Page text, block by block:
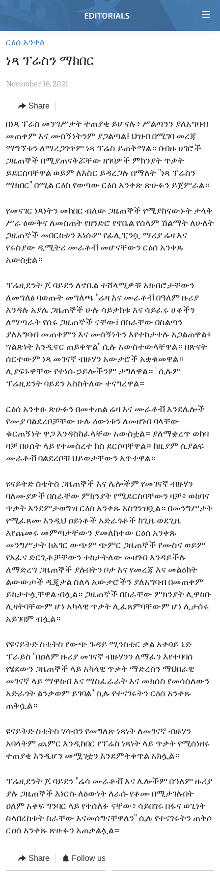
Skip
main
Skip
Navigation
Skip
to
Search
RADIO
REGIONS
AFRICA
AMERICAS
ASIA
EUROPE
TOPICS
HUMAN RIGHTS
SECURITY AND DEFENSE
AID AND DEVELOPMENT
ECONOMY AND TRADE
IDEALS AND INSTITUTIONS
ARCHIVE
ABOUT US
FOLLOW US
ርዕሰ አንቀፅ
ነጻ ፕሬስን ማክበር
November 16, 2021
Share
በነጻ ፕሬስ መንግሥታት ተጠያቂ ይሆናሉ፥ ሥልጣንን ያለአግባብ
መጠቀም እና ሙሰኝነትንም ያጋልጣል፤ ህዝብ በሚገባ መረጃ
ማግኘቱን ለማረጋገጥም ነጻ ፕሬስ ይጠቅማል። በብዙ ሀገሮች
ጋዜጠኞች በሚያጠናቅሯቸው ዘገባዎች ምክንያት ጥቃት
ይደርስባቸዋል ወይም ለእስር ይዳረጋሉ በማለት "ነጻ ፕሬስን
ማክበር" በሚል ርዕስ የወጣው ርዕሰ አንቀጽ ጽሁፉን ይጀምራል።
የመናገር ነጻነትን መከበር ብለው ጋዜጠኞች የሚያከናውኑት ታላቅ
ሥራ ዕውቅና ለመስጠት የዘንድሮ የኖቤል የሰላም ሽልማት ለሁለት
ጋዜጠኞች መበርከቱን እነሱም የፊሊፒንሷ ማሪያ ሬዛ እና
የሩስያው ዲሚትሪ ሙራቶቭ መሆናቸውን ርዕሰ አንቀጹ
አውስቷል።
ፕሬዚደንት ጆ ባይደን ለኖቤል ተሸላሚዎቹ አክብሮታቸውን
ለመግለፅ ባወጡት መግለጫ "ሬዛ እና ሙራቶቭ በዓለም ዙሪያ
እንዳሉ አያሌ ጋዜጠኞች ሁሉ ሳይታክቱ እና ሳይፈሩ ሀቆችን
ለማጣራት የሰሩ ጋዜጠኞች ናቸው፤ በስራቸው በስልጣን
ያለአግባብ መጠቀምን እና ሙሰኝነትን እየተከታተሉ አጋልጠዋል፥
ግልጽነት እንዲኖር ጠይቀዋል" ሲሉ አውስተውላቸዋል። በጽናት
ሰርተውም ነጻ መገናኛ ብዙሃን አውታሮች አቋቁመዋል።
ሊያፍኑዋቸው የተነሱ ኃይሎችንም ታግለዋል። ' ሲሉም
ፕሬዚደንት ባይደን አስከትለው ተናግረዋል።
ርዕሰ አንቀፁ ጽሁፉን በመቀጠል ሬዛ እና ሙራቶቭ እንደሌሎች
የሙያ ባልደረቦቻቸው ሁሉ ዕውነቱን ለመዘገብ ባላቸው
ቁርጠኝነት ዋጋ እንዳስከፈላቸው አውስቷል። ያለማቋረጥ ወከባ
ዛቻ በሀሰት ላይ የተመሰረተ ክስ ደርሶባቸዋል። ከዚያም ሲያልፍ
ሙራቶቭ ባልደረቦቹ ህይወታቸውን አጥተዋል።
ዩናይትድ ስቴትስ ጋዜጠኞች እና ሌሎችም የመገናኛ ብዙሃን
ባለሙያዎች በስራቸው ምክንያት የሚደርስባቸውን ዛቻ፥ ወከባና
ጥቃት እንደምታወግዝ ርዕሰ አንቀጹ አስገንዝቧል። በመንግሥታት
የሚፈጸሙ እንዲህ ዐይነቶች አድራጎቶች ከጊዜ ወደጊዜ
እየጨመሩ መምጣታቸውን ያመለከተው ርዕሰ አንቀጹ
መንግሥታት ከአገር ውጭም ጭምር ጋዜጠኞች የሙስና ወይም
የአፈና ድርጊቶቻቸውን ተከታትለው መዘገብ እንዳይችሉ
ለማድረግ ጋዜጠኞች ያሉበትን ቦታ እና የመረጃ እና መልዕክት
ልውውጦች ዲጂታል ስለላ አውታሮችን ያለአግባብ በመጠቀም
ይከታተሏቸዋል ብሏል። ጋዜጠኞች በስራቸው ምክንያት ሊዋከቡ
ሊዛትባቸውም ሆነ አካላዊ ጥቃት ሊፈጸምባቸውም ሆነ ሊታሰሩ
አይገባም ብሏል።
የዩናይትድ ስቴትስ የውጭ ጉዳይ ሚንስቴር ቃል አቀባይ ኔድ
ፕራይስ "በዐለም ዙሪያ መገናኛ ብዙሃንን ለማፈን እየተባባሰ
የሄደውን ጋዜጠኞች ላይ አካላዊ ጥቃት ማድረስን ማህበራዊ
መገናኛ ላይ ማዋከብ እና ማስፈራራት እና መክሰስ የመሳሰለውን
አድራጎት ልንቃወም ይገባል" ሲሉ የተናገሩትን ርዕሰ አንቀጹ
ጠቅሷል።
ዩናይትድ ስቴትስ ሃሳብን የመግለጽ ነጻነት ለመገናኛ ብዙሃን
አባላትም ጨምር እንዲከበር የፕሬስ ነጻነት ላይ ጥቃት የሚሰነዘሩ
ተጠያቂ እንዲሆን መሟገቷን እንደምትቀጥል አክሏል።
ፕሬዚደንት ጆ ባይደን "ሬሳ ሙራቶቭ እና ሌሎችም በዓለም ዙሪያ
ያሉ ጋዜጠኞች እነርሱ ለዕውነት ለራሱ የቆሙ በሚታገሉበት
ዐለም አቀፍ ግንባር ላይ የተሰለፉ ናቸው፥ ሳይበገሩ በፋና ወጊነት
ስላበረከቱት ስራቸው እናመሰግናቸዋለን" ሲሉ የተናገሩትን ጠቅሶ
ርዐሰ አንቀጹ ጽሁፉን አጠቃልሏል።
Share Follow us